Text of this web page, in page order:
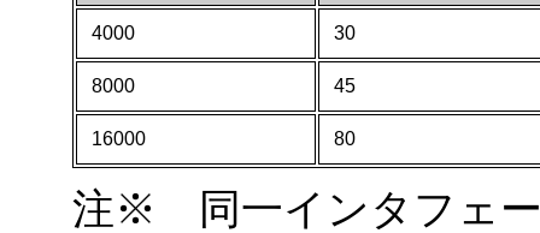
4000 30
8000 45
16000 80
注※ 同一インタフェー